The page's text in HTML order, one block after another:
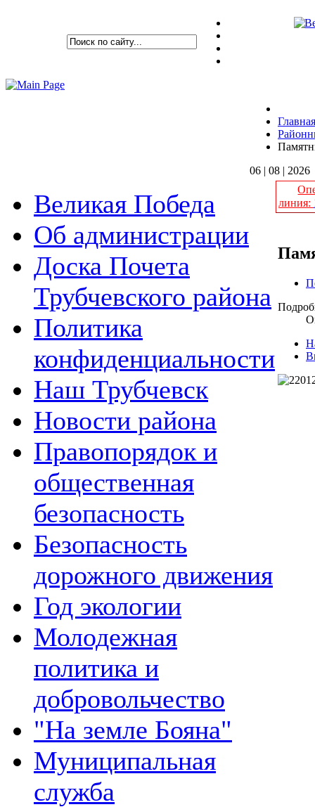
Главная
06 | 08 | 2026
Великая Победа
Об администрации
Доска Почета
Трубчевского района
Политика
конфиденциальности
Наш Трубчевск
Новости района
Правопорядок и
общественная
безопасность
Безопасность
дорожного движения
Год экологии
Молодежная
политика и
добровольчество
"На земле Бояна"
Муниципальная
служба
линия: